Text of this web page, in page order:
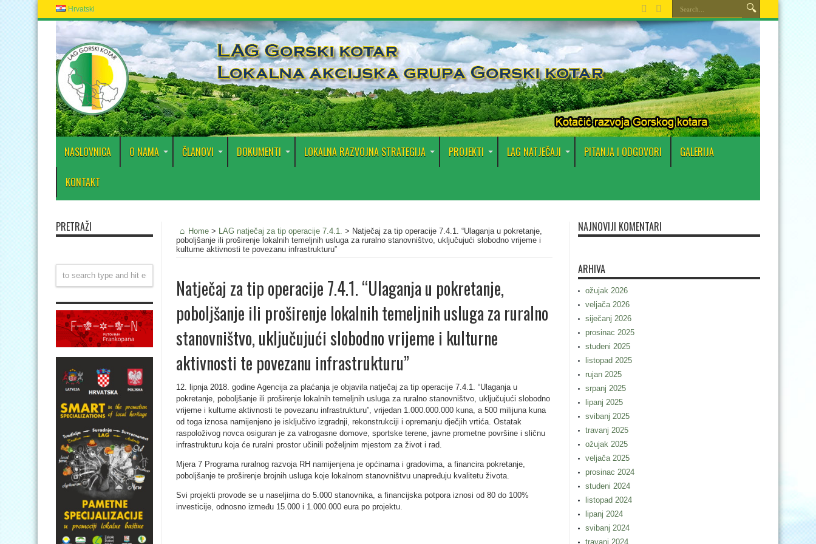
Hrvatski
NASLOVNICA O NAMA ČLANOVI DOKUMENTI LOKALNA RAZVOJNA STRATEGIJA PROJEKTI LAG NATJEČAJI PITANJA I ODGOVORI GALERIJA
KONTAKT
Home > LAG natječaj za tip operacije 7.4.1. > Natječaj za tip operacije 7.4.1. “Ulaganja u pokretanje,
poboljšanje ili proširenje lokalnih temeljnih usluga za ruralno stanovništvo, uključujući slobodno vrijeme i
kulturne aktivnosti te povezanu infrastrukturu”
Natječaj za tip operacije 7.4.1. “Ulaganja u pokretanje,
poboljšanje ili proširenje lokalnih temeljnih usluga za ruralno
stanovništvo, uključujući slobodno vrijeme i kulturne
aktivnosti te povezanu infrastrukturu”
12. lipnja 2018. godine Agencija za plaćanja je objavila natječaj za tip operacije 7.4.1. “Ulaganja u
pokretanje, poboljšanje ili proširenje lokalnih temeljnih usluga za ruralno stanovništvo, uključujući slobodno
vrijeme i kulturne aktivnosti te povezanu infrastrukturu”, vrijedan 1.000.000.000 kuna, a 500 milijuna kuna
od toga iznosa namijenjeno je isključivo izgradnji, rekonstrukciji i opremanju dječjih vrtića. Ostatak
raspoloživog novca osiguran je za vatrogasne domove, sportske terene, javne prometne površine i sličnu
infrastrukturu koja će ruralni prostor učinili poželjnim mjestom za život i rad.
Mjera 7 Programa ruralnog razvoja RH namijenjena je općinama i gradovima, a financira pokretanje,
poboljšanje te proširenje brojnih usluga koje lokalnom stanovništvu unapređuju kvalitetu života.
Svi projekti provode se u naseljima do 5.000 stanovnika, a financijska potpora iznosi od 80 do 100%
investicije, odnosno između 15.000 i 1.000.000 eura po projektu.
PRETRAŽI NAJNOVIJI KOMENTARI
ARHIVA
ožujak 2026
veljača 2026
siječanj 2026
prosinac 2025
studeni 2025
listopad 2025
rujan 2025
srpanj 2025
lipanj 2025
svibanj 2025
travanj 2025
ožujak 2025
veljača 2025
prosinac 2024
studeni 2024
listopad 2024
lipanj 2024
svibanj 2024
travanj 2024